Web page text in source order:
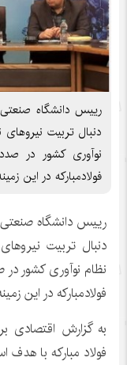
رییس دانشگاه
دنبال تربیت
نوآوری کشور در
فولادمبارکه در این
رییس دانشگاه
دنبال تربیت
نظام نوآوری کشور
فولادمبارکه در این
به گزارش اقتصادی
فولاد مبارکه با هدف